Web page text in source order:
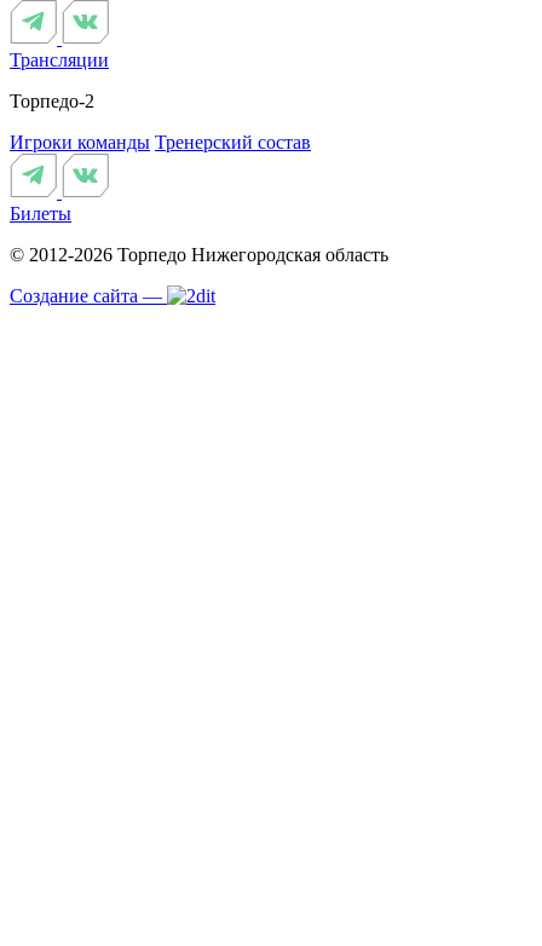
Трансляции
Торпедо-2
Игроки команды Тренерский состав
Билеты
© 2012-2026 Торпедо Нижегородская область
Создание сайта —